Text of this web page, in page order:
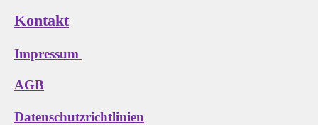
Kontakt
Impressum
AGB
Datenschutzrichtlinien